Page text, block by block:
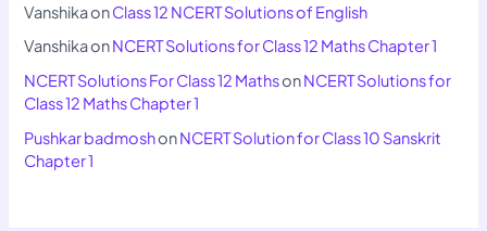
VanshikaonClass 12 NCERT Solutions of English
VanshikaonNCERT Solutions for Class 12 Maths Chapter 1
NCERT Solutions For Class 12 MathsonNCERT Solutions for
Class 12 Maths Chapter 1
Pushkar badmoshonNCERT Solution for Class 10 Sanskrit
Chapter 1